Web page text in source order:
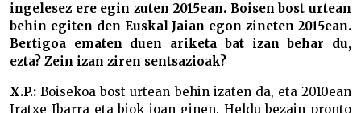
ingelesez ere egin zuten 2015ean. Boisen bost urtean
behin egiten den Euskal Jaian egon zineten 2015ean.
Bertigoa ematen duen ariketa bat izan behar du,
ezta? Zein izan ziren sentsazioak?
X.P.: Boisekoa bost urtean behin izaten da, eta 2010ean
Iratxe Ibarra eta biok joan ginen. Heldu bezain pronto